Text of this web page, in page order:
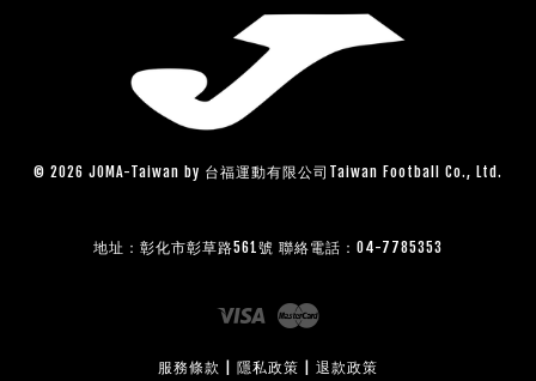
© 2026 JOMA-Taiwan by 台福運動有限公司Taiwan Football Co., Ltd.
地址：彰化市彰草路561號 聯絡電話：04-7785353
Visa
服務條款 隱私政策 退款政策